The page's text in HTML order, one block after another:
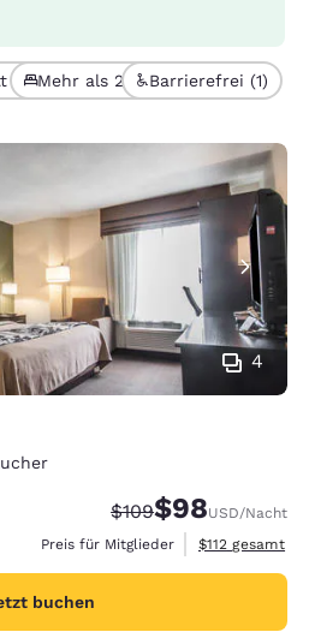
(3)Mehr als 2 Betten (1)Barrierefrei (1)
4
Durchgestrichener
$109Vergünstigter
$98USD/Nacht
Preis für Mitglieder
Geschätzte
$112 gesamt
buchen